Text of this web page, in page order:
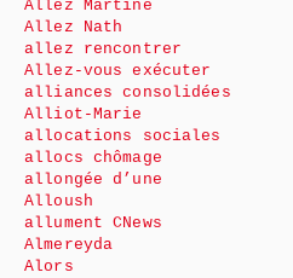
Allez Martine
Allez Nath
allez rencontrer
Allez-vous exécuter
alliances consolidées
Alliot-Marie
allocations sociales
allocs chômage
allongée d’une
Alloush
allument CNews
Almereyda
Alors